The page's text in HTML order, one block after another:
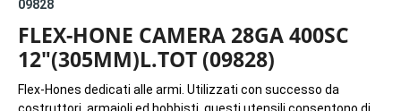
09828
FLEX-HONE CAMERA 28GA 400SC
12"(305MM)L.TOT (09828)
Flex-Hones dedicati alle armi. Utilizzati con successo da